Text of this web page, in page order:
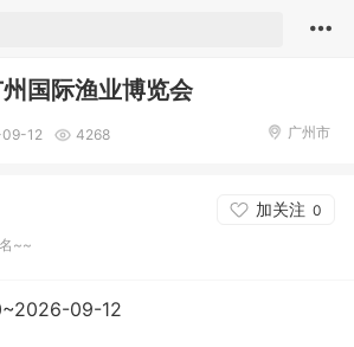
国际渔业博览会
12 4268 广州市
加关注 0
~~
09-12